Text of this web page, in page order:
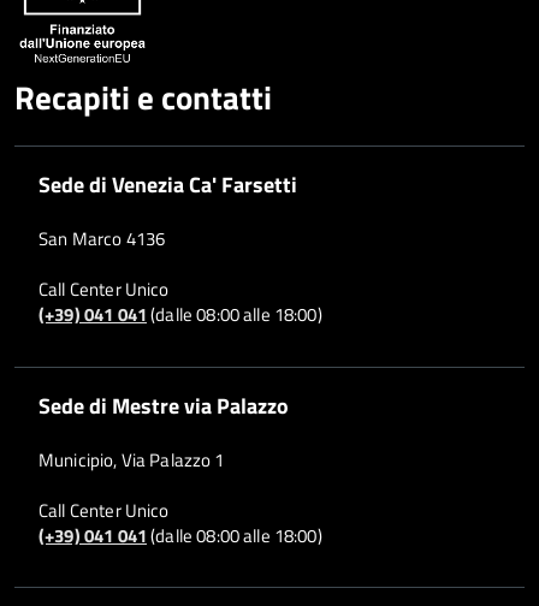
Recapiti e contatti
Sede di Venezia Ca' Farsetti
San Marco 4136
Call Center Unico
(+39) 041 041(dalle 08:00 alle 18:00)
Sede di Mestre via Palazzo
Municipio, Via Palazzo 1
Call Center Unico
(+39) 041 041(dalle 08:00 alle 18:00)